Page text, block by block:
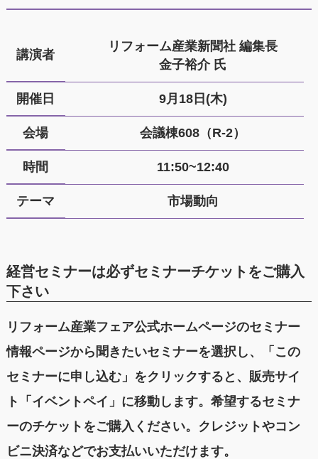
講演者
リフォーム産業新聞社 編集長
金子裕介 氏
開催日 9月18日(木)
会場 会議棟608（R-2）
時間 11:50~12:40
テーマ 市場動向
経営セミナーは必ずセミナーチケットをご購入
下さい
リフォーム産業フェア公式ホームページのセミナー
情報ページから聞きたいセミナーを選択し、「この
セミナーに申し込む」をクリックすると、販売サイ
ト「イベントペイ」に移動します。希望するセミナ
ーのチケットをご購入ください。クレジットやコン
ビニ決済などでお支払いいただけます。